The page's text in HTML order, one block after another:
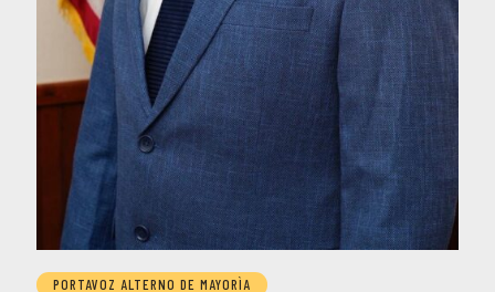
PORTAVOZ ALTERNO DE MAYORÌA